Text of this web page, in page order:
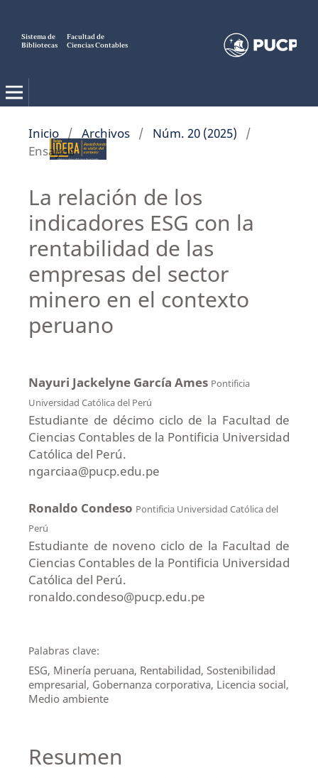
Sistema de
Bibliotecas
Facultad de
Ciencias Contables
Inicio / Archivos / Núm. 20 (2025)
/
Ensayos
La relación de los
indicadores ESG con la
rentabilidad de las
empresas del sector
minero en el contexto
peruano
Nayuri Jackelyne García Ames Pontificia
Universidad Católica del Perú
Estudiante de décimo ciclo de la Facultad de
Ciencias Contables de la Pontificia Universidad
Católica del Perú.
ngarciaa@pucp.edu.pe
Ronaldo Condeso Pontificia Universidad Católica del
Perú
Estudiante de noveno ciclo de la Facultad de
Ciencias Contables de la Pontificia Universidad
Católica del Perú.
ronaldo.condeso@pucp.edu.pe
Palabras clave:
ESG, Minería peruana, Rentabilidad, Sostenibilidad
empresarial, Gobernanza corporativa, Licencia social,
Medio ambiente
Resumen